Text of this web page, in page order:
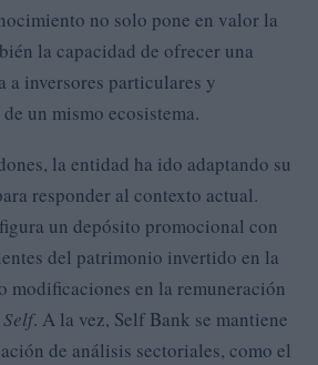
no solo pone en valor la
la capacidad de ofrecer una
a inversores particulares y
un mismo ecosistema.
la entidad ha ido adaptando su
responder al contexto actual.
un depósito promocional con
del patrimonio invertido en la
modificaciones en la remuneración
. A la vez, Self Bank se mantiene
de análisis sectoriales, como el